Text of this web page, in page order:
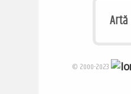
© 2ooo-2o23